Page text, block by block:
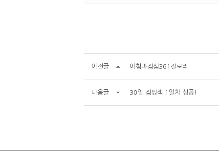
이전글 아침과점심361칼로리
다음글 30일 점핑잭 1일차 성공!